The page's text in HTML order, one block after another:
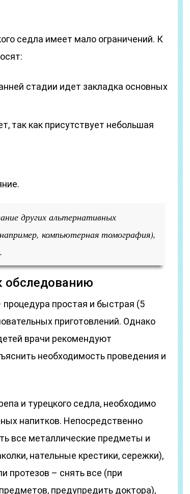
седла имеет мало ограничений. К
стадии идет закладка основных
так как присутствует небольшая
других альтернативных
компьютерная томография),
обследованию
процедура простая и быстрая (5
приготовлений. Однако
врачи рекомендуют
необходимость проведения и
и турецкого седла, необходимо
напитков. Непосредственно
все металлические предметы и
нательные крестики, сережки),
протезов – снять все (при
предупредить доктора),